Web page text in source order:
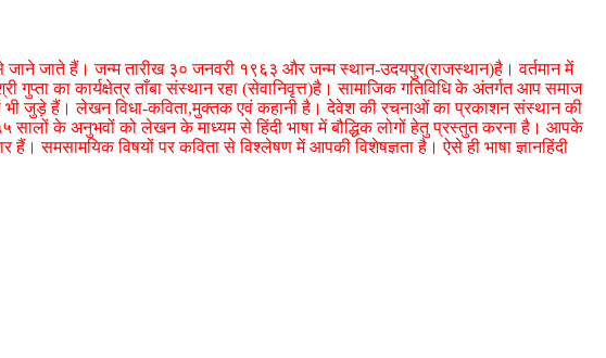
जाने जाते हैं। जन्म तारीख ३० जनवरी १९६३ और जन्म स्थान-उदयपुर(राजस्थान)है। वर्तमान में
गुप्ता का कार्यक्षेत्र ताँबा संस्थान रहा (सेवानिवृत्त)है। सामाजिक गतिविधि के अंतर्गत आप समाज
जुड़े हैं। लेखन विधा-कविता,मुक्तक एवं कहानी है। देवेश की रचनाओं का प्रकाशन संस्थान की
के अनुभवों को लेखन के माध्यम से हिंदी भाषा में बौद्धिक लोगों हेतु प्रस्तुत करना है। आपके
समसामयिक विषयों पर कविता से विश्लेषण में आपकी विशेषज्ञता है। ऐसे ही भाषा ज्ञानहिंदी